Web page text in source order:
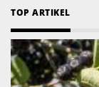
TOP ARTIKEL